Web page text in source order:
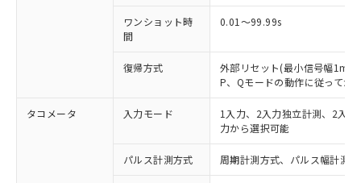
ワンショット時
間
0.01～99.99s
復帰方式
外部リセット(最小信号幅1ms
P、Qモードの動作に従ってか
タコメータ 入力モード
1入力、2入力独立計測、2入
力から選択可能
パルス計測方式 周期計測方式、パルス幅計測